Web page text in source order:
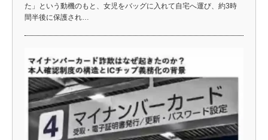
た」という動機のもと、女児をバッグに入れて自宅へ運び、約3時
間半後に保護され…